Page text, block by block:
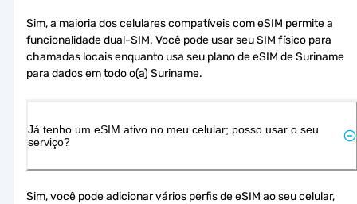
Sim, a maioria dos celulares compatíveis com eSIM permite a
funcionalidade dual-SIM. Você pode usar seu SIM físico para
chamadas locais enquanto usa seu plano de eSIM de Suriname
para dados em todo o(a) Suriname.
Já tenho um eSIM ativo no meu celular; posso usar o seu
serviço?
Sim, você pode adicionar vários perfis de eSIM ao seu celular,